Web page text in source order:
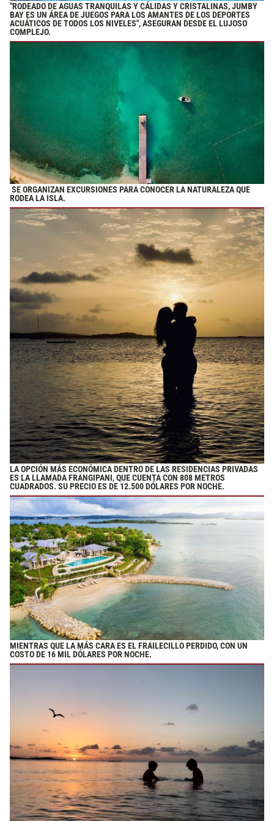
"RODEADO DE AGUAS TRANQUILAS Y CÁLIDAS Y CRISTALINAS, JUMBY
BAY ES UN ÁREA DE JUEGOS PARA LOS AMANTES DE LOS DEPORTES
ACUÁTICOS DE TODOS LOS NIVELES", ASEGURAN DESDE EL LUJOSO
COMPLEJO.
SE ORGANIZAN EXCURSIONES PARA CONOCER LA NATURALEZA QUE
RODEA LA ISLA.
LA OPCIÓN MÁS ECONÓMICA DENTRO DE LAS RESIDENCIAS PRIVADAS
ES LA LLAMADA FRANGIPANI, QUE CUENTA CON 808 METROS
CUADRADOS. SU PRECIO ES DE 12.500 DÓLARES POR NOCHE.
MIENTRAS QUE LA MÁS CARA ES EL FRAILECILLO PERDIDO, CON UN
COSTO DE 16 MIL DÓLARES POR NOCHE.